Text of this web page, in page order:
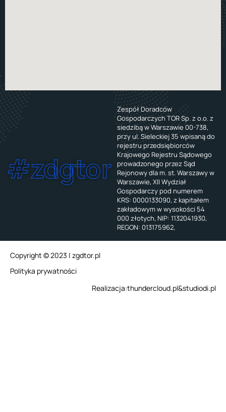
#zdgtor
Zespół Doradców
Gospodarczych TOR Sp. z o.o. z
siedzibą w Warszawie 00-738,
przy ul. Sieleckiej 35 wpisaną do
rejestru przedsiębiorców
Krajowego Rejestru Sądowego
prowadzonego przez Sąd
Rejonowy dla m. st. Warszawy w
Warszawie, XII Wydział
Gospodarczy pod numerem
KRS: 0000133090, z kapitałem
zakładowym w wysokości 54
000 złotych, NIP: 1132041930,
REGON: 013175962,
Copyright © 2023 | zgdtor.pl
Polityka prywatności
studiodi.pl
&
thundercloud.pl
Realizacja: